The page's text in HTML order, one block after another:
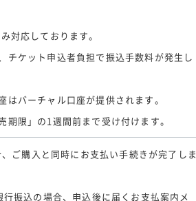
対応しております。
チケット申込者負担で振込手数料が発生し
はバーチャル口座が提供されます。
期限」の1週間前まで受け付けます。
ご購入と同時にお支払い手続きが完了しま
振込の場合、申込後に届くお支払案内メ